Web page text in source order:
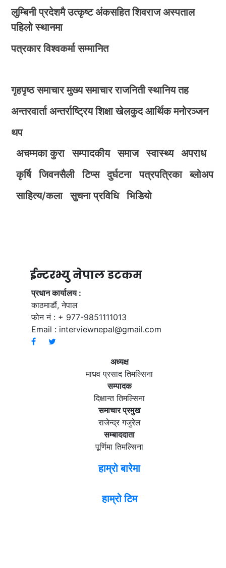
लुम्बिनी प्रदेशमै उत्कृष्ट अंकसहित शिवराज अस्पताल
पहिलो स्थानमा
पत्रकार विश्वकर्मा सम्मानित
गृहपृष्ठ समाचार मुख्य समाचार राजनिती स्थानिय तह
अन्तरवार्ता अन्तर्राष्ट्रिय शिक्षा खेलकुद आर्थिक मनोरञ्जन
थप
अचम्मका कुरा
सम्पादकीय समाज स्वास्थ्य
अपराध
कृर्षि
जिवनसैली टिप्स दुर्घटना पत्रपत्रिका
ब्लोअप
साहित्य/कला
सुचना प्रविधि भिडियाे
ईन्टरभ्यु नेपाल डटकम
प्रधान कार्यालय :
काठमाडौं, नेपाल
फोन नं : + 977-9851111013
Email : interviewnepal@gmail.com
अध्यक्ष
माधव प्रसाद तिमल्सिना
सम्पादक
दिक्षान्त तिमल्सिना
समाचार प्रमुख
राजेन्द्र गजुरेल
सम्बाददाता
पूर्णिमा तिमल्सिना
हाम्रो बारेमा
हाम्रो टिम